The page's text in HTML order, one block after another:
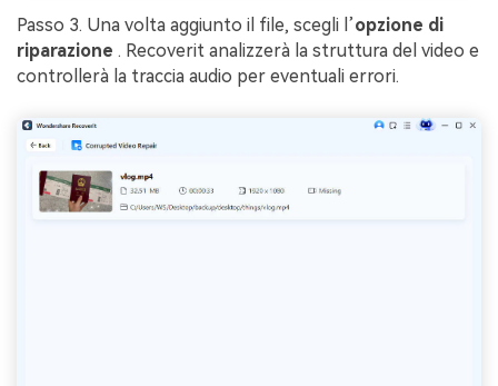
Passo 3. Una volta aggiunto il file, scegli l’opzione di
riparazione . Recoverit analizzerà la struttura del video e
controllerà la traccia audio per eventuali errori.